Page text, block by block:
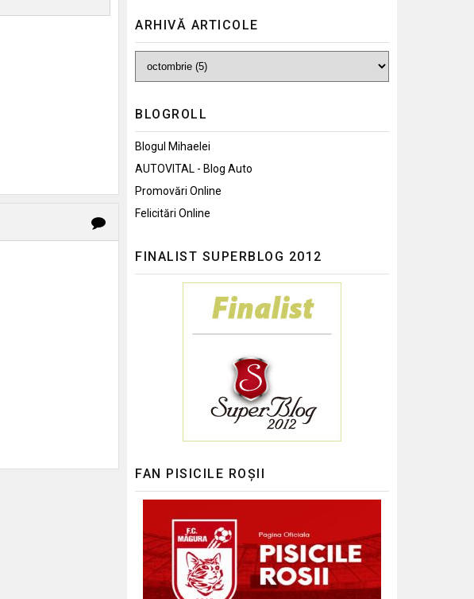
ARHIVĂ ARTICOLE
BLOGROLL
Blogul Mihaelei
AUTOVITAL - Blog Auto
Promovări Online
Felicitări Online
FINALIST SUPERBLOG 2012
FAN PISICILE ROȘII